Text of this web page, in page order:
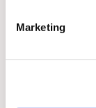
Marketing